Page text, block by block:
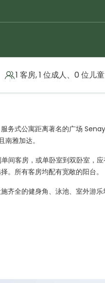
1 客房, 1 位成人、0 位儿童
务式公寓距离著名的广场
南雅加达。
客房，或单卧室到双卧室，
。所有客房均配有宽敞的阳台。
齐全的健身角、泳池、室外游